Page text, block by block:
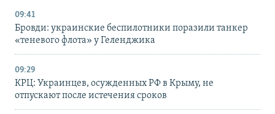
09:41
Бровди: украинские беспилотники поразили танкер
«теневого флота» у Геленджика
09:29
КРЦ: Украинцев, осужденных РФ в Крыму, не
отпускают после истечения сроков